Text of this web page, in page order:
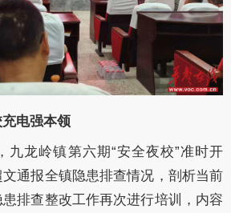
电强本领
九龙岭镇第六期“安全夜校”准时开
通报全镇隐患排查情况，剖析当前
排查整改工作再次进行培训，内容